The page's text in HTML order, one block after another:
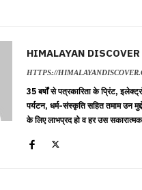
HIMALAYAN DISCOVER
HTTPS://
35 बर्षों से पत्रकारिता के प्रिंट,
पर्यटन, धर्म-संस्कृति सहित तमाम उन
के लिए लाभप्रद हो व हर उस